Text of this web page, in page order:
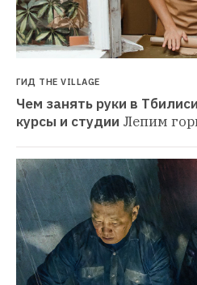
ГИД THE VILLAGE
Чем занять руки в
курсы и студии Лепим